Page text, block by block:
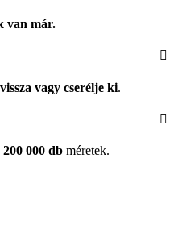
van már.
vissza vagy cserélje ki.
200 000 db méretek.